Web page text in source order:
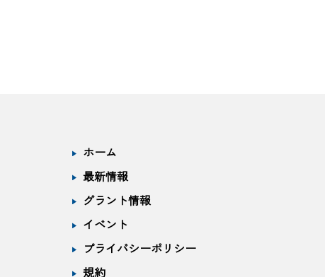
ホーム
最新情報
グラント情報
イベント
プライバシーポリシー
規約